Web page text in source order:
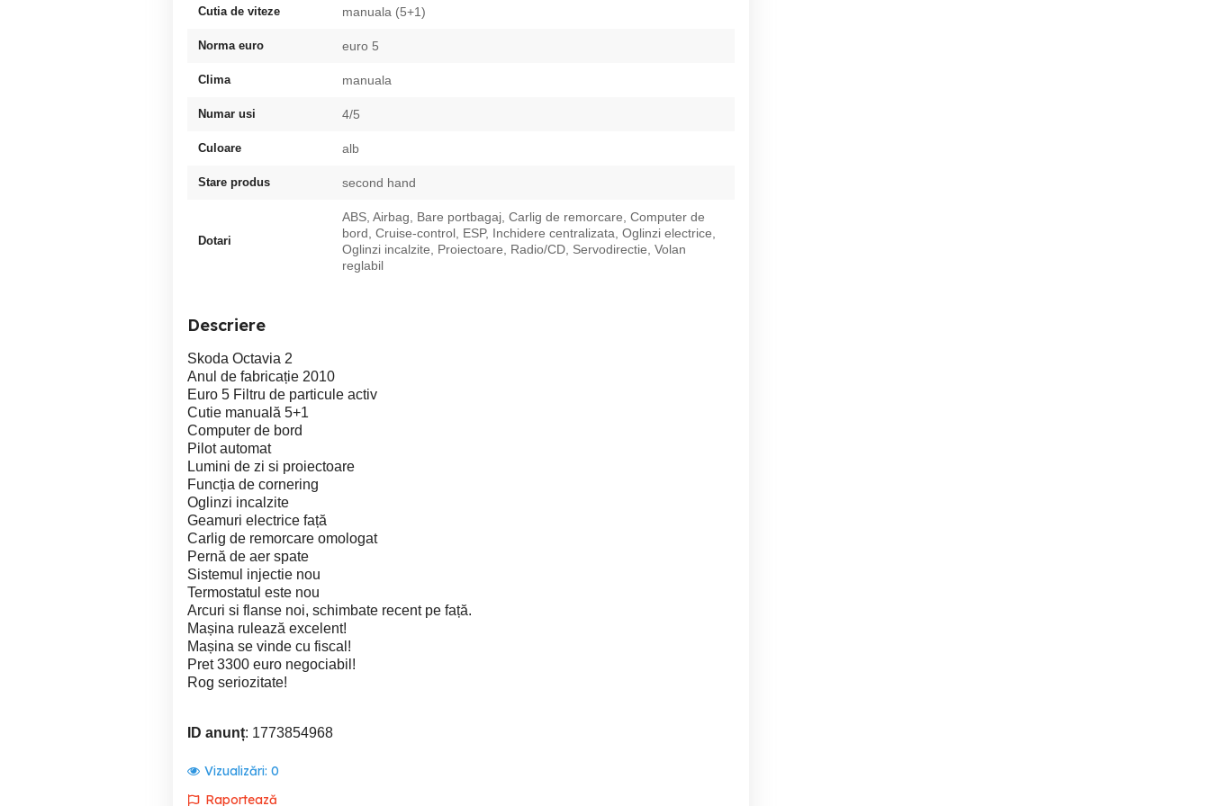
Cutia de viteze manuala (5+1)
Norma euro euro 5
Clima manuala
Numar usi 4/5
Culoare alb
Stare produs second hand
Dotari
ABS, Airbag, Bare portbagaj, Carlig de remorcare, Computer de
bord, Cruise-control, ESP, Inchidere centralizata, Oglinzi electrice,
Oglinzi incalzite, Proiectoare, Radio/CD, Servodirectie, Volan
reglabil
Descriere
Skoda Octavia 2
Anul de fabricație 2010
Euro 5 Filtru de particule activ
Cutie manuală 5+1
Computer de bord
Pilot automat
Lumini de zi si proiectoare
Funcția de cornering
Oglinzi incalzite
Geamuri electrice față
Carlig de remorcare omologat
Pernă de aer spate
Sistemul injectie nou
Termostatul este nou
Arcuri si flanse noi, schimbate recent pe față.
Mașina rulează excelent!
Mașina se vinde cu fiscal!
Pret 3300 euro negociabil!
Rog seriozitate!
ID anunț: 1773854968
Vizualizări: 0
Raportează